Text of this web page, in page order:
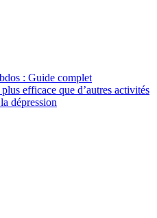
: Guide complet
efficace que d’autres activités
dépression